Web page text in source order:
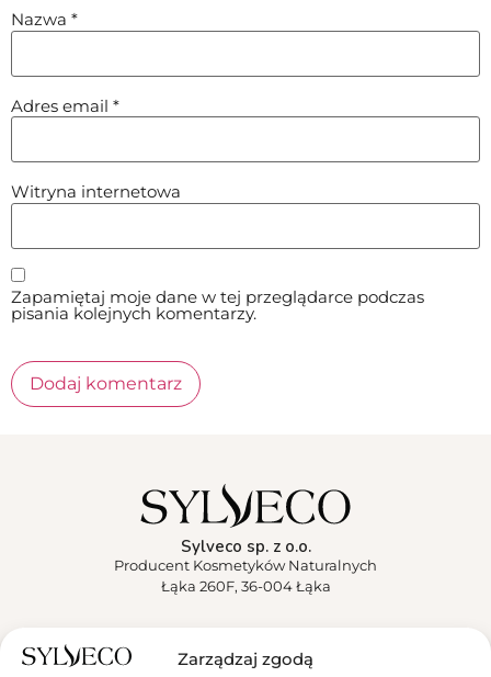
Zarządzaj zgodą
Nazwa *
Adres email *
Witryna internetowa
Zapamiętaj moje dane w tej przeglądarce podczas
pisania kolejnych komentarzy.
Sylveco sp. z o.o.
Producent Kosmetyków Naturalnych
Łąka 260F, 36-004 Łąka
Sylveco